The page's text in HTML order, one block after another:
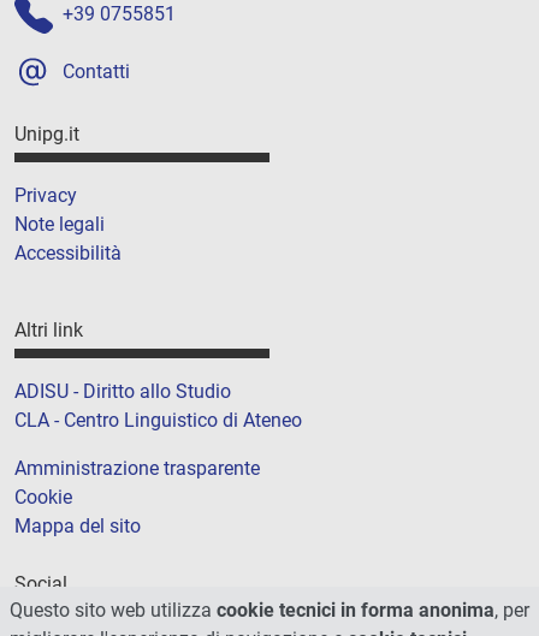
+39 0755851
Contatti
Unipg.it
Privacy
Note legali
Accessibilità
Altri link
ADISU - Diritto allo Studio
CLA - Centro Linguistico di Ateneo
Amministrazione trasparente
Cookie
Mappa del sito
Social
Questo sito web utilizza cookie tecnici in forma anonima, per